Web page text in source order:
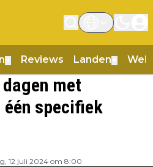
Reviews Landen
met
specifiek
12 juli 2024 om 8:00